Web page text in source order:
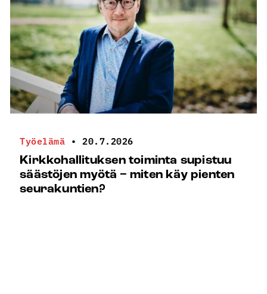
Työelämä • 20.7.2026
Kirkkohallituksen toiminta supistuu
säästöjen myötä − miten käy pienten
seurakuntien?